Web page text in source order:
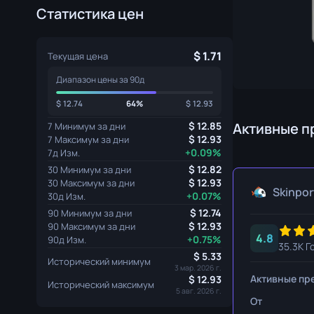
Перчатки Специалиста Нож с
Охотничий
Штык-нож
Тычковые
Статистика цен
Текущая цена 1.71
Диапазон цены за 90д
12.74 64% 12.93
7 Минимум за дни 12.85
7 Максимум за дни 12.93
7д Изм. +0.09%
30 Минимум за дни 12.82
30 Максимум за дни 12.93
30д Изм. +0.07%
90 Минимум за дни 12.74
90 Максимум за дни 12.93
90д Изм. +0.75%
Исторический минимум 5.33
3 мар. 2026 г.
Исторический максимум 12.93
5 авг. 2026 г.
Активные
4.8
35.3K
Активные
От